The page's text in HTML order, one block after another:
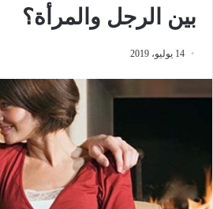
بين الرجل والمرأة؟
14 يوليو، 2019